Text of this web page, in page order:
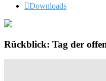
Downloads
Rückblick: Tag der